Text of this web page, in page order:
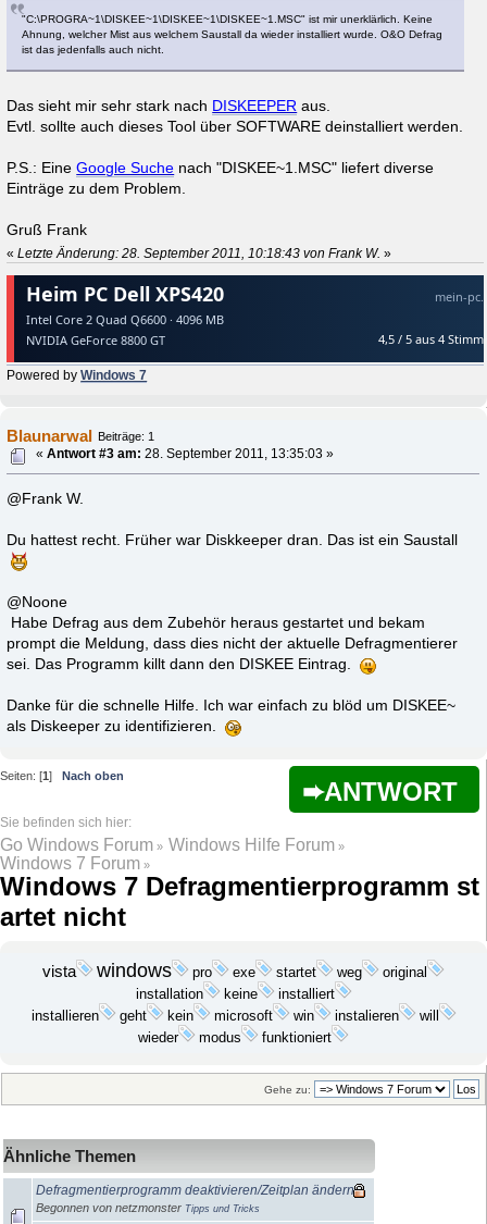
"C:\PROGRA~1\DISKEE~1\DISKEE~1\DISKEE~1.MSC" ist mir unerklärlich. Keine
Ahnung, welcher Mist aus welchem Saustall da wieder installiert wurde. O&O Defrag
ist das jedenfalls auch nicht.
Das sieht mir sehr stark nach DISKEEPER aus.
Evtl. sollte auch dieses Tool über SOFTWARE deinstalliert werden.
P.S.: EineGoogle Suche nach "DISKEE~1.MSC" liefert diverse
Einträge zu dem Problem.
Gruß Frank
«Letzte Änderung: 28. September 2011, 10:18:43 von Frank W. »
Powered byWindows 7
Blaunarwal Beiträge: 1
«Antwort #3 am: 28. September 2011, 13:35:03 »
@Frank W.
Du hattest recht. Früher war Diskkeeper dran. Das ist ein Saustall
@Noone
Habe Defrag aus dem Zubehör heraus gestartet und bekam
prompt die Meldung, dass dies nicht der aktuelle Defragmentierer
sei. Das Programm killt dann den DISKEE Eintrag.
Danke für die schnelle Hilfe. Ich war einfach zu blöd um DISKEE~
als Diskeeper zu identifizieren.
ANTWORT
Seiten: [1] Nach oben
Go Windows Forum » Windows Hilfe Forum »
Windows 7 Forum »
Windows 7 Defragmentierprogramm st
artet nicht
vista windows pro exe startet weg original
installation keine installiert
installieren geht kein microsoft win instalieren
will
wieder
modus funktioniert
Gehe zu:
Ähnliche Themen
Defragmentierprogramm deaktivieren/Zeitplan ändern
Begonnen von netzmonster Tipps und Tricks